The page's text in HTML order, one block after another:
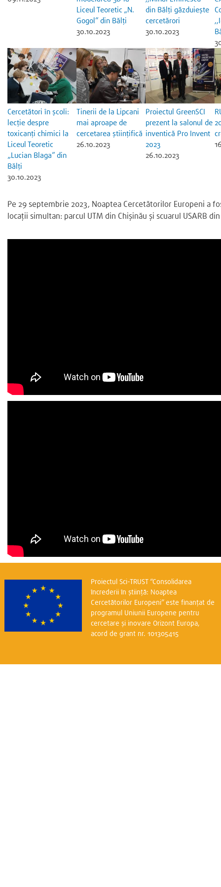
Liceul Teoretic „N.
Gogol” din Bălți
30.10.2023
din Bălți găzduiește
cercetărori
30.10.2023
Cercetători în școli:
lecție despre
toxicanți chimici la
Liceul Teoretic
„Lucian Blaga” din
Bălţi
30.10.2023
Tinerii de la Lipcani
mai aproape de
cercetarea științifică
26.10.2023
Proiectul GreenSCI
prezent la salonul de
inventică Pro Invent
2023
26.10.2023
Pe 29 septembrie 2023, Noaptea Cercetătorilor Europeni a
locații simultan: parcul UTM din Chișinău și scuarul USARB
Proiectul Sci-TRUST “Consolidarea
încrederii în știință: Noaptea
Cercetătorilor Europeni” este finanțat de
programul Uniunii Europene pentru
cercetare și inovare Orizont Europa,
acord de grant nr. 101305415